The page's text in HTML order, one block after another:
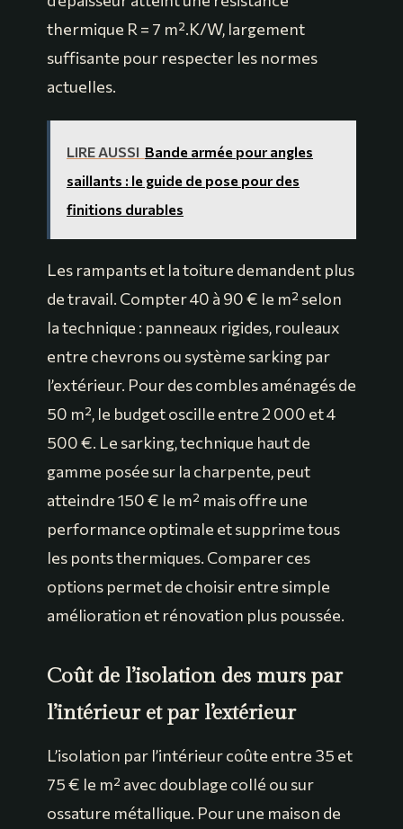
thermique R = 7 m².K/W, largement
suffisante pour respecter les normes
actuelles.
LIRE AUSSI Bande armée pour angles
saillants : le guide de pose pour des
finitions durables
Les rampants et la toiture demandent plus
de travail. Compter 40 à 90 € le m² selon
la technique : panneaux rigides, rouleaux
entre chevrons ou système sarking par
l’extérieur. Pour des combles aménagés de
50 m², le budget oscille entre 2 000 et 4
500 €. Le sarking, technique haut de
gamme posée sur la charpente, peut
atteindre 150 € le m² mais offre une
performance optimale et supprime tous
les ponts thermiques. Comparer ces
options permet de choisir entre simple
amélioration et rénovation plus poussée.
Coût de l’isolation des murs par
l’intérieur et par l’extérieur
L’isolation par l’intérieur coûte entre 35 et
75 € le m² avec doublage collé ou sur
ossature métallique. Pour une maison de